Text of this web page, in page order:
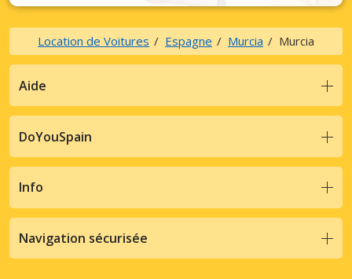
Location de Voitures Espagne Murcia Murcia
Aide
DoYouSpain
Info
Navigation sécurisée